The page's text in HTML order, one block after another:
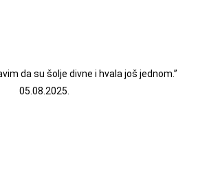
da su šolje divne i hvala još jednom.”
05.08.2025.